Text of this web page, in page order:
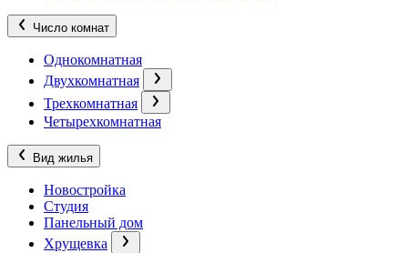
Число комнат
Однокомнатная
Двухкомнатная
Трехкомнатная
Четырехкомнатная
Вид жилья
Новостройка
Студия
Панельный дом
Хрущевка